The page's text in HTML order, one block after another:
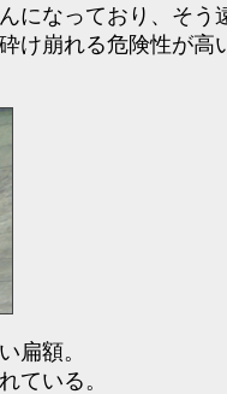
になっており、そう
け崩れる危険性が高
扁額。
ている。